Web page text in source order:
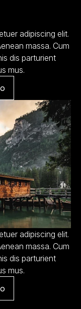
adipiscing elit.
massa. Cum
dis parturient
mus.
adipiscing elit.
massa. Cum
dis parturient
mus.